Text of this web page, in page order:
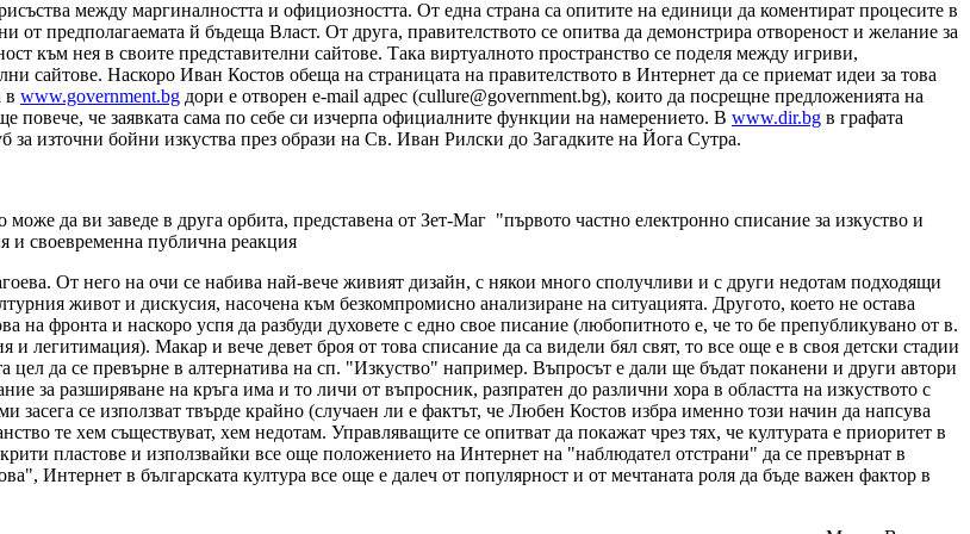
между маргиналността и официозността. От една страна са опитите на единици да коментират процесите в
от предполагаемата й бъдеща Власт. От друга, правителството се опитва да демонстрира отвореност и желание за
към нея в своите представителни сайтове. Така виртуалното пространство се поделя между игриви,
сайтове. Наскоро Иван Костов обеща на страницата на правителството в Интернет да се приемат идеи за това
в www.government.bg дори е отворен e-mail адрес (cullure@government.bg), които да посрещне предложенията на
че заявката сама по себе си изчерпа официалните функции на намерението. В www.dir.bg в графата
за източни бойни изкуства през образи на Св. Иван Рилски до Загадките на Йога Сутра.
да ви заведе в друга орбита, представена от Зет-Маг "първото частно електронно списание за изкуство и
и своевременна публична реакция
От него на очи сe набива най-вече живият дизайн, с някои много сполучливи и с други недотам подходящи
живот и дискусия, насочена към безкомпромисно анализиране на ситуацията. Другото, което не остава
на фронта и наскоро успя да разбуди духовете с едно свое писание (любопитното е, че то бе препубликувано от в.
и легитимация). Макар и вече девет броя от това списание да са видели бял свят, то все още е в своя детски стадии
да се превърне в алтернатива на сп. "Изкуство" например. Въпросът е дали ще бъдат поканени и други автори
за разширяване на кръга има и то личи от въпросник, разпратен до различни хора в областта на изкуството с
засега се използват твърде крайно (случаен ли е фактът, че Любен Костов избра именно този начин да напсува
те хем съществуват, хем нeдотам. Управляващите се опитват да покажат чрез тях, че културата е приоритет в
пластове и използвайки все още положението на Интернет на "наблюдател отстрани" да се превърнат в
Интернет в българската култура все още е далеч от популярност и от мечтаната роля да бъде важен фактор в